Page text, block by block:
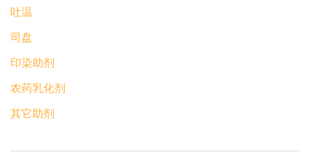
吐温
司盘
印染助剂
农药乳化剂
其它助剂